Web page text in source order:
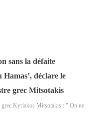
sans la défaite
Hamas’, déclare le
grec Mitsotakis
grec Kyriakos Mitsotakis : " On ne